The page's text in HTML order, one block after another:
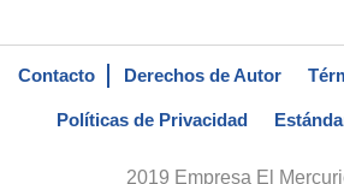
Contacto Derechos de Autor
Políticas de Privacidad
2019 Empresa El